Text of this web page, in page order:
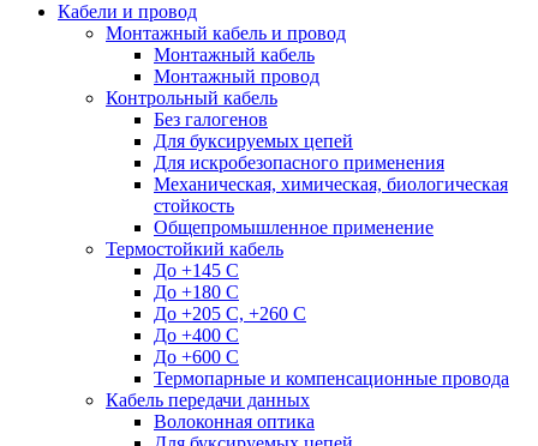
Кабели и провод
Монтажный кабель и провод
Монтажный кабель
Монтажный провод
Контрольный кабель
Без галогенов
Для буксируемых цепей
Для искробезопасного применения
Механическая, химическая, биологическая
стойкость
Общепромышленное применение
Термостойкий кабель
До +145 С
До +180 C
До +205 С, +260 С
До +400 C
До +600 С
Термопарные и компенсационные провода
Кабель передачи данных
Волоконная оптика